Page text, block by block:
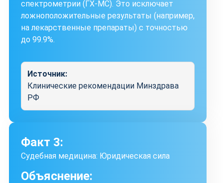
спектрометрии (ГХ-МС). Это исключает
ложноположительные результаты (например,
на лекарственные препараты) с точностью
до 99.9%.
Источник:
Клинические рекомендации Минздрава
РФ
Факт 3:
Судебная медицина: Юридическая сила
Объяснение: